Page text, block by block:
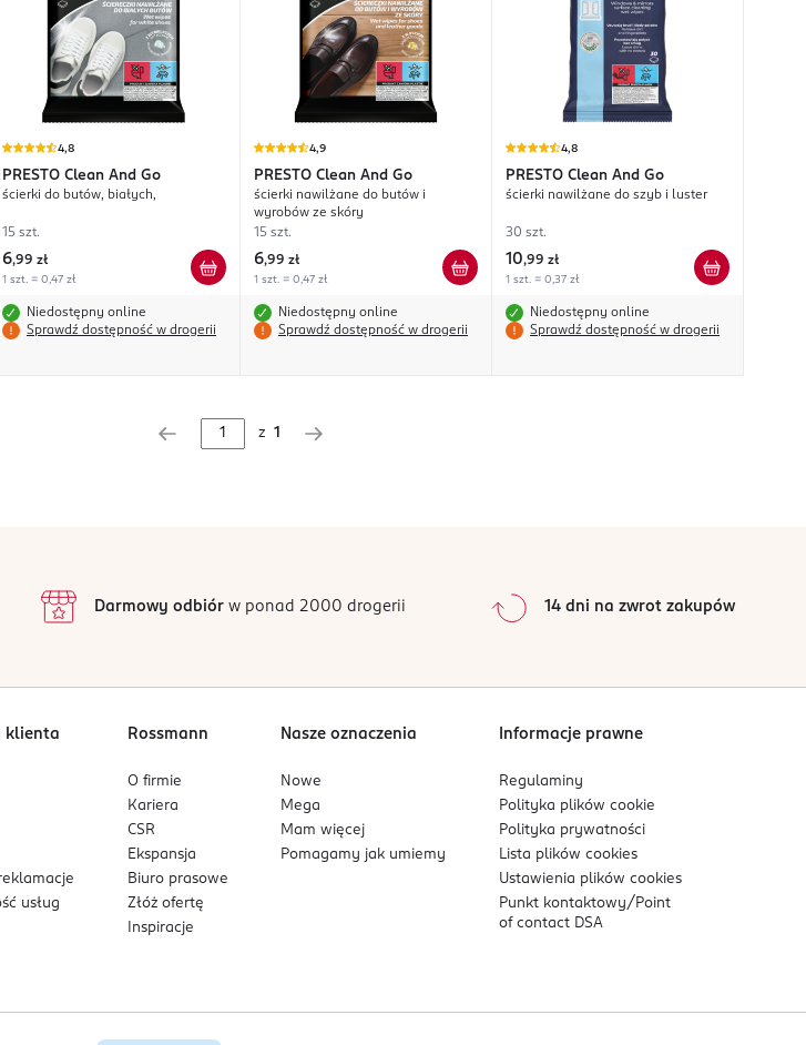
4,8
PRESTO Clean And Go
ścierki do butów, białych,
15 szt.
6,99 zł
1 szt. = 0,47 zł
Niedostępny online
Sprawdź dostępność w drogerii
4,9
PRESTO Clean And Go
ścierki nawilżane do butów i
wyrobów ze skóry
15 szt.
6,99 zł
1 szt. = 0,47 zł
Niedostępny online
Sprawdź dostępność w drogerii
4,8
PRESTO Clean And Go
ścierki nawilżane do szyb i luster
30 szt.
10,99 zł
1 szt. = 0,37 zł
Niedostępny online
Sprawdź dostępność w drogerii
z 1
Darmowy odbiórw ponad 2000 drogerii 14 dni na zwrot zakupów
klienta
usług
Rossmann
O firmie
Kariera
CSR
Ekspansja
Biuro prasowe
Złóż ofertę
Inspiracje
Nasze oznaczenia
Nowe
Mega
Mam więcej
Pomagamy jak umiemy
Informacje prawne
Regulaminy
Polityka plikówcookie
Polityka prywatności
Lista plikówcookies
Ustawienia plikówcookies
Punkt kontaktowy/ Point
of contact DSA